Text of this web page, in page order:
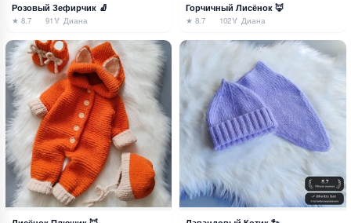
Розовый Зефирчик 🧦
★ 8.7 91 🏅 Диана
Горчичный Лисёнок 🦊
★ 8.7 102🏅 Диана